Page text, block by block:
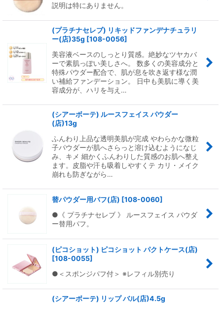
説明は特にありません。
(プラチナセレブ) リキッドファンデナチュラリ
ー(店)35g [108-0056]
美容液ベースのしっとり質感。絶妙なツヤカバ
ーで素肌っぽい美しさへ。 数多くの美容成分と
特殊パウダー配合で、肌が息を吹き返す様な潤
い補給ファンデーション。 日中も美肌に導く美
容成分が、ハリを与え…
(シアーボーテ) ルースフェイス パウダー
(店)13g
ふんわり上品な透明美肌が完成 やわらかな微粒
子パウダーが肌へさらっと溶け込むようになじ
み、キメ 細かくふんわりした質感のお肌へ整え
ます。皮脂や汗も吸着しやすくテ カリ・メイク
崩れも防ぎながら…
替パウダー用バフ(店) [108-0060]
●《 プラチナセレブ 》 ルースフェイス パウダ
ー替用パフ。
(ピコショット) ピコショット パクトケース(店)
[108-0055]
●＜スポンジパフ付＞ ※レフィル別売り
(シアーボーテ) リップ バル(店)4.5g